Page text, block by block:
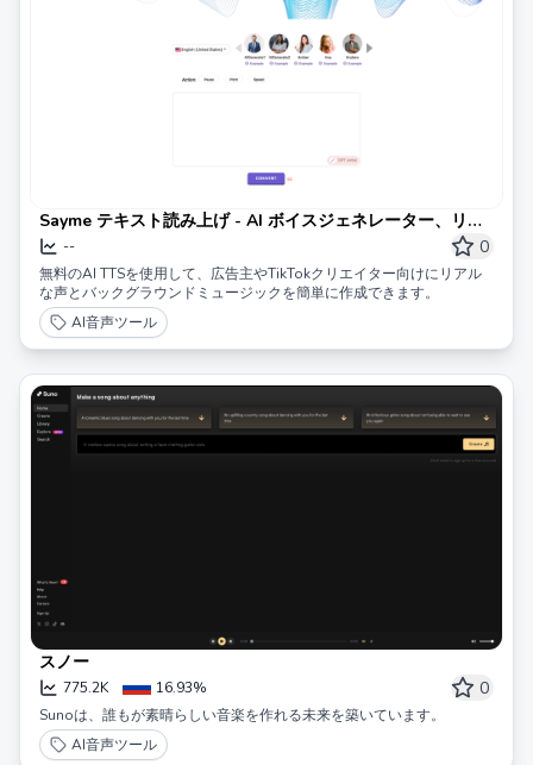
Sayme テキスト読み上げ - AI ボイスジェネレーター、リア
ルな感情を持つ
-- 0
無料のAI TTSを使用して、広告主やTikTokクリエイター向けにリアル
な声とバックグラウンドミュージックを簡単に作成できます。
AI音声ツール
スノー
775.2K 16.93% 0
Sunoは、誰もが素晴らしい音楽を作れる未来を築いています。
AI音声ツール